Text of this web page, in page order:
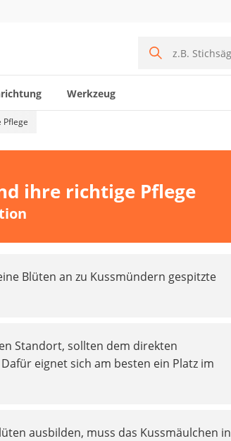
Werkzeug
Pflege
ihre richtige Pflege
Blüten an zu Kussmündern gespitzte
Standort, sollten dem direkten
eignet sich am besten ein Platz im
ausbilden, muss das Kussmäulchen in